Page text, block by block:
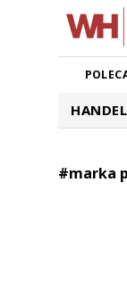
HANDEL
#marka